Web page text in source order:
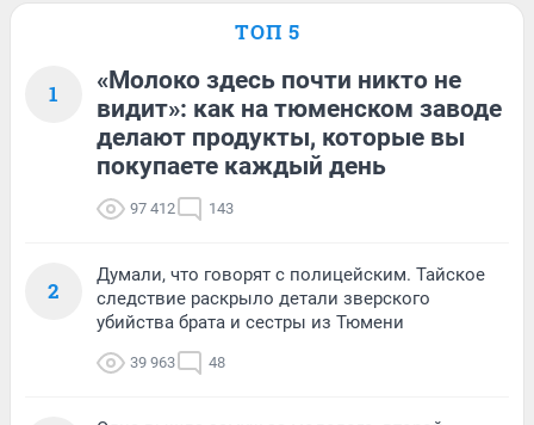
ТОП 5
1
«Молоко здесь почти никто не
видит»: как на тюменском заводе
делают продукты, которые вы
покупаете каждый день
97 412 143
2
Думали, что говорят с полицейским. Тайское
следствие раскрыло детали зверского
убийства брата и сестры из Тюмени
39 963 48